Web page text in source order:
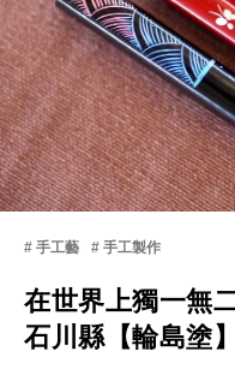
手工藝 手工製作
在世界上獨一無
石川縣【輪島塗